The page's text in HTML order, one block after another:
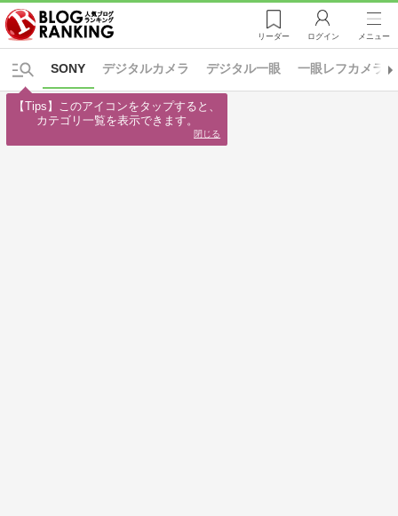
リーダー ログイン メニュー
デジタルカメラ デジタル一眼 一眼レフカメラ
SONY
【Tips】このアイコンをタップすると、
カテゴリ一覧を表示できます。
閉じる